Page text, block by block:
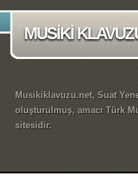
MUSİKİ
Musikiklavuzu.net, Suat
oluşturulmuş, amacı Türk
sitesidir.